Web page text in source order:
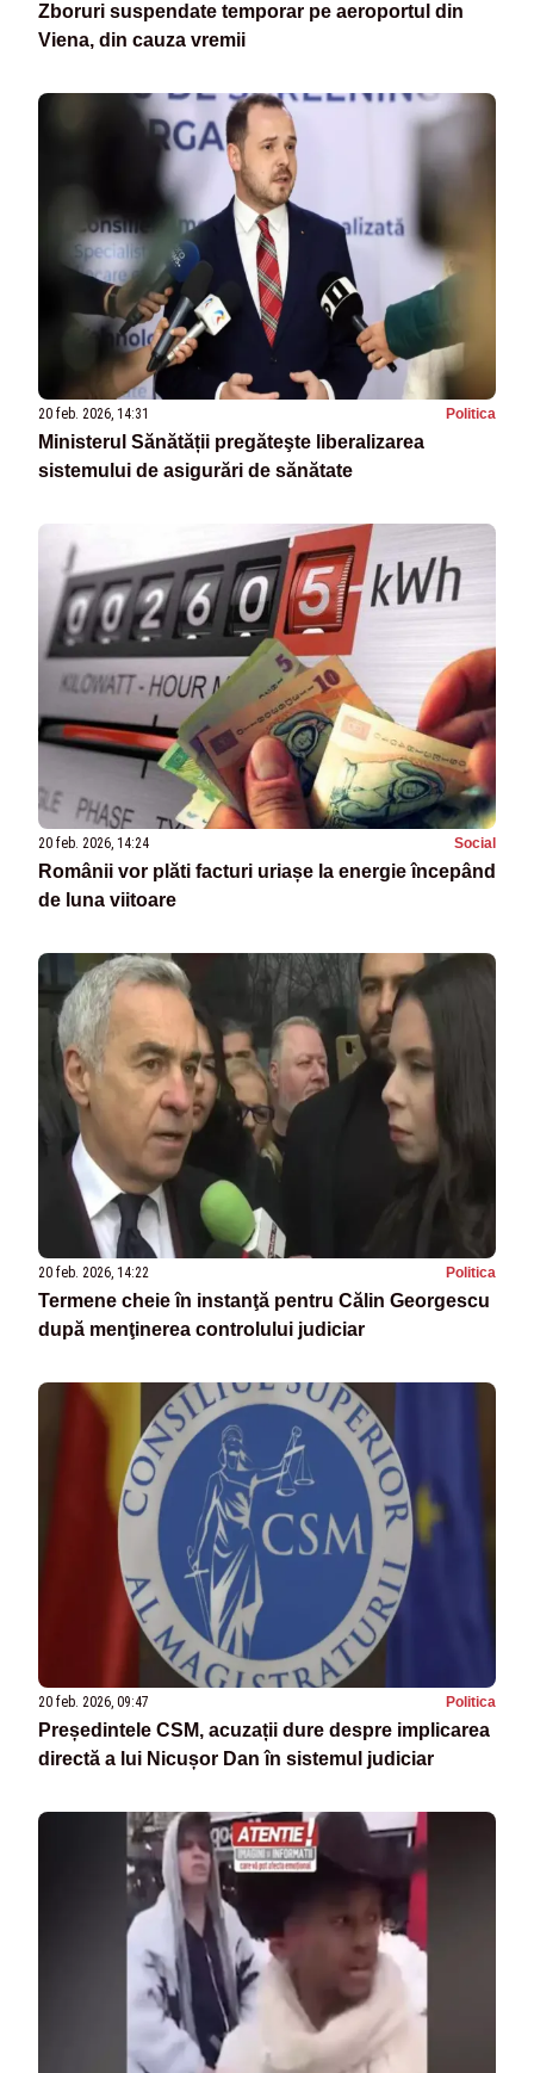
Zboruri suspendate temporar pe aeroportul din
Viena, din cauza vremii
20 feb. 2026, 14:31 Politica
Ministerul Sănătății pregăteşte liberalizarea
sistemului de asigurări de sănătate
20 feb. 2026, 14:24 Social
Românii vor plăti facturi uriașe la energie începând
de luna viitoare
20 feb. 2026, 14:22 Politica
Termene cheie în instanţă pentru Călin Georgescu
după menţinerea controlului judiciar
20 feb. 2026, 09:47 Politica
Președintele CSM, acuzații dure despre implicarea
directă a lui Nicușor Dan în sistemul judiciar